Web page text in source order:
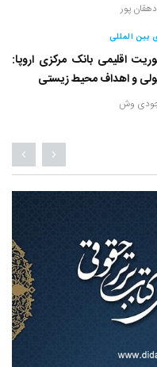
پور
المللی
اقلیمی بانک مرکزی اروپا:
و اهداف محیط زیستی
وش